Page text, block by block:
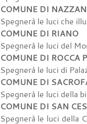
COMUNE DI
Spegnerà le luci che
COMUNE DI RIANO
Spegnerà le luci del
COMUNE DI ROCCA
Spegnerà le luci di
COMUNE DI
Spegnerà le luci della
COMUNE DI SAN
Spegnerà le luci della